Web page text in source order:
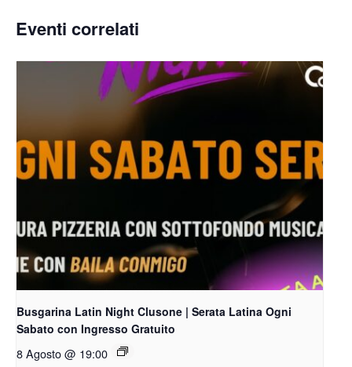
Eventi correlati
Busgarina Latin Night Clusone | Serata Latina Ogni
Sabato con Ingresso Gratuito
8 Agosto @ 19:00